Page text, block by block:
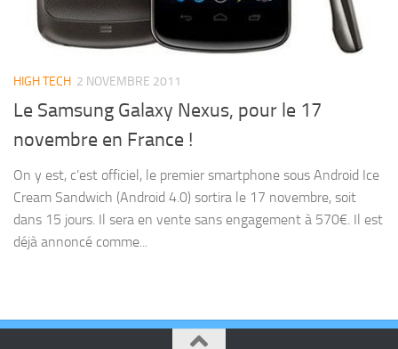
HIGH TECH 2 NOVEMBRE 2011
Le Samsung Galaxy Nexus, pour le 17
novembre en France !
On y est, c’est officiel, le premier smartphone sous Android Ice
Cream Sandwich (Android 4.0) sortira le 17 novembre, soit
dans 15 jours. Il sera en vente sans engagement à 570€. Il est
déjà annoncé comme...